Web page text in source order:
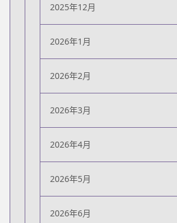
2025年12月
2026年1月
2026年2月
2026年3月
2026年4月
2026年5月
2026年6月